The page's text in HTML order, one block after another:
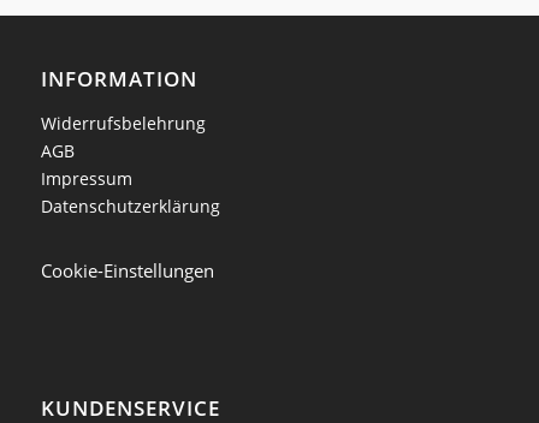
INFORMATION
Widerrufsbelehrung
AGB
Impressum
Datenschutzerklärung
Cookie-Einstellungen
KUNDENSERVICE